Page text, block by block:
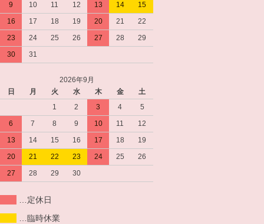
9
10 11 12 13 14
15
16
17 18 19 20 21
22
23
24 25 26 27 28
29
30
31
2026年9月
日
月 火 水 木 金
土
1
2 3 4
5
6
7 8 9 10 11
12
13
14 15 16 17 18
19
20
21 22 23 24 25
26
27
28 29 30
…定休日
…臨時休業